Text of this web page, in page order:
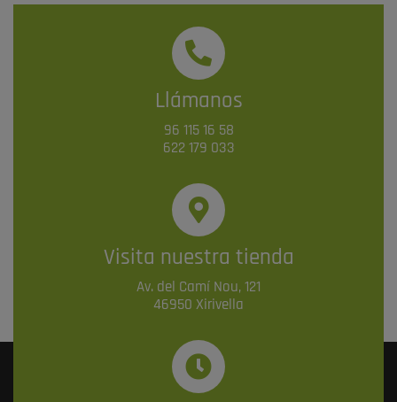
Llámanos
96 115 16 58
622 179 033
Visita nuestra tienda
Av. del Camí Nou, 121
46950 Xirivella